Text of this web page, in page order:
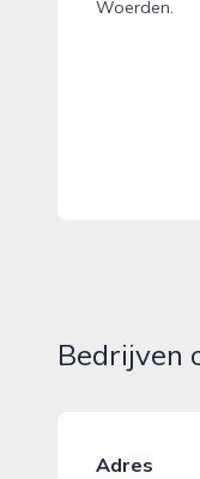
Woerden.
Bedrijven
Adres